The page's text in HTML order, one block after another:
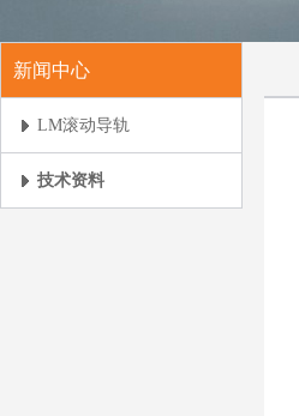
新闻中心
LM滚动导轨
技术资料